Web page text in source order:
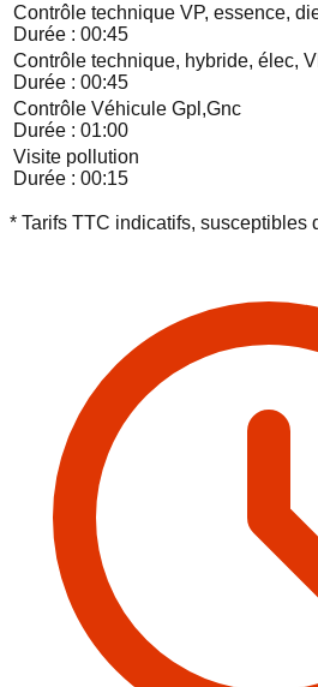
Contrôle technique VP, essence,
Durée : 00:45
Contrôle technique, hybride, élec,
Durée : 00:45
Contrôle Véhicule Gpl,Gnc
Durée : 01:00
Visite pollution
Durée : 00:15
* Tarifs TTC indicatifs, susceptibles